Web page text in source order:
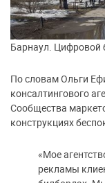
Барнаул. Цифровой
По словам Ольги
консалтингового
Сообщества
конструкциях
«Мое
рекламы